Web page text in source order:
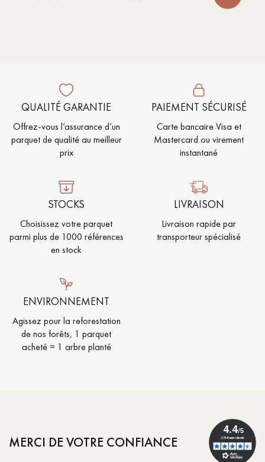
Nos experts sont à votre disposition pour vous guider pas à
Un expert Décoplus Parquets vous appelle
Demandez un rendez-vous personnalisé
QUALITÉ GARANTIE
Offrez-vous l’assurance d’un
parquet de qualité au meilleur
prix
PAIEMENT SÉCURISÉ
Carte bancaire Visa et
Mastercard ou virement
instantané
STOCKS
Choisissez votre parquet
parmi plus de 1000 références
en stock
LIVRAISON
Livraison rapide par
transporteur spécialisé
ENVIRONNEMENT
Agissez pour la reforestation
de nos forêts, 1 parquet
acheté = 1 arbre planté
MERCI DE VOTRE CONFIANCE